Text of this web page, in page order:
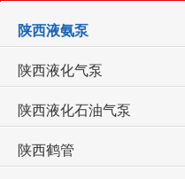
陕西液氨泵
陕西液化气泵
陕西液化石油气泵
陕西鹤管